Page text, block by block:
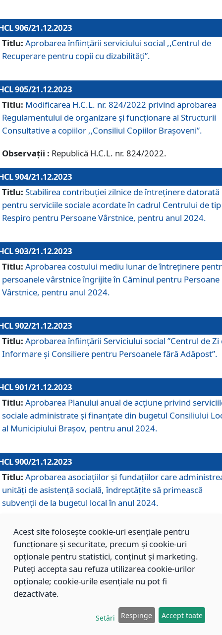
906/21.12.2023
Titlu: Aprobarea înființării serviciului social ,,Centrul de
Recuperare pentru copii cu dizabilități”.
905/21.12.2023
Titlu: Modificarea H.C.L. nr. 824/2022 privind aprobarea
Regulamentului de organizare şi funcţionare al Structurii
Consultative a copiilor ,,Consiliul Copiilor Braşoveni”.
Observații : Republică H.C.L. nr. 824/2022.
904/21.12.2023
Titlu: Stabilirea contribuţiei zilnice de întreținere datorată
pentru serviciile sociale acordate în cadrul Centrului de tip
Respiro pentru Persoane Vârstnice, pentru anul 2024.
903/21.12.2023
Titlu: Aprobarea costului mediu lunar de întreţinere
persoanele vârstnice îngrijite în Căminul pentru Persoane
Vârstnice, pentru anul 2024.
902/21.12.2023
Titlu: Aprobarea înființării Serviciului social ”Centrul de Zi
Informare și Consiliere pentru Persoanele fără Adăpost”.
901/21.12.2023
Titlu: Aprobarea Planului anual de acțiune privind
sociale administrate și finanțate din bugetul Consiliului
al Municipiului Brașov, pentru anul 2024.
900/21.12.2023
Titlu: Aprobarea asociațiilor şi fundațiilor care
unități de asistenţă socială, îndreptăţite să primească
subvenţii de la bugetul local în anul 2024.
899/21.12.2023
Aprobarea standardelor de cost pentru serviciile
sociale furnizate în cadrul Direcției de Asistență Socială
Brașov, pentru anul 2024.
Modificarea Anexei la H.C.L. nr. 91 din 09.02.2018,
Acest site folosește cookie-uri esențiale pentru
funcționare și securitate, precum și cookie-uri
opționale pentru statistici, conținut și marketing.
Puteți accepta sau refuza utilizarea cookie-urilor
opționale; cookie-urile esențiale nu pot fi
dezactivate.
Setări Respinge Accept toate